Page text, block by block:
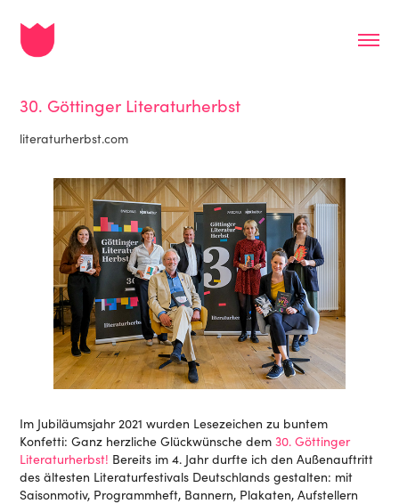
30. Göttinger Literaturherbst
Im Jubiläumsjahr 2021 wurden Lesezeichen zu buntem
Konfetti: Ganz herzliche Glückwünsche dem30. Göttinger
Literaturherbst! Bereits im 4. Jahr durfte ich den Außenauftritt
des ältesten Literaturfestivals Deutschlands gestalten: mit
Saisonmotiv, Programmheft, Bannern, Plakaten, Aufstellern